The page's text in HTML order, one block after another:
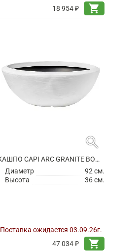
18 954 ₽
shopping_cart
search
КАШПО CAPI ARC GRANITE BOWL LOW WHITE
Диаметр
92 см.
Высота
36 см.
Поставка ожидается 03.09.26г.
47 034 ₽
shopping_cart